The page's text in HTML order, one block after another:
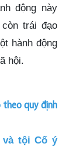
động này
trái đạo
hành động
hội.
theo quy định
tội Cố ý